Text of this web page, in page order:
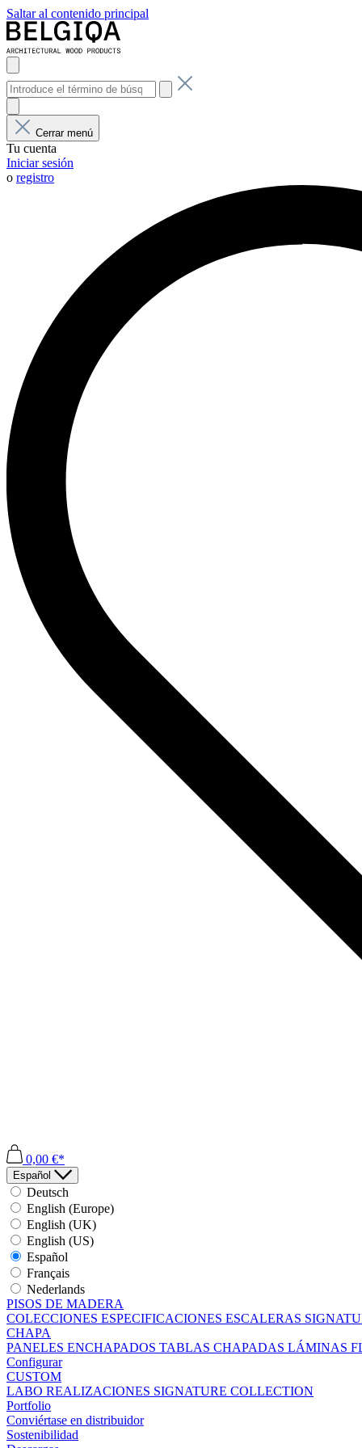
Saltar al contenido principal
Cerrar menú
Tu cuenta
Iniciar sesión
o registro
0,00 €*
Español
Deutsch
English (Europe)
English (UK)
English (US)
Español
Français
Nederlands
PISOS DE MADERA
COLECCIONES ESPECIFICACIONES ESCALERAS
CHAPA
PANELES ENCHAPADOS TABLAS CHAPADAS LÁMINAS
Configurar
CUSTOM
LABO REALIZACIONES SIGNATURE COLLECTION
Portfolio
Conviértase en distribuidor
Sostenibilidad